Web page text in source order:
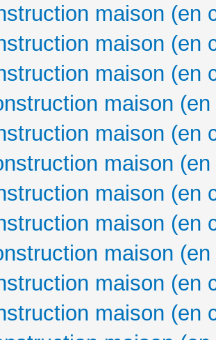
maison (en
maison (en
maison (en
maison
maison (en
maison
maison (en
maison (en
maison
maison (en
maison (en